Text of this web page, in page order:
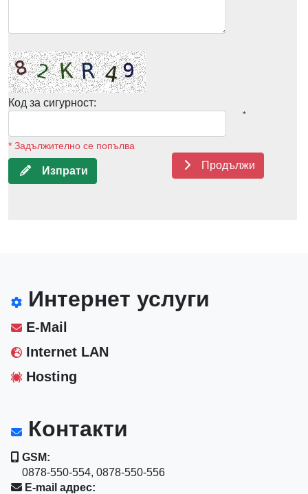
Код за сигурност:
*
* Задължително се попълва
Изпрати Продължи
Интернет услуги
E-Mail
Internet LAN
Hosting
Контакти
GSM:
0878-550-554, 0878-550-556
E-mail адрес: